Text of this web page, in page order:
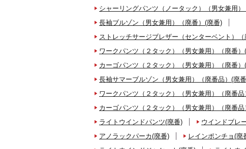
シャーリングパンツ（ノータック）（男女兼用
長袖ブルゾン（男女兼用）（廃番）(廃番)
ストレッチサージブレザー（センターベント）
ワークパンツ（２タック）（男女兼用）（廃番）
カーゴパンツ（２タック）（男女兼用）（廃番）
長袖サマーブルゾン（男女兼用）（廃番品）(廃
ワークパンツ（２タック）（男女兼用）（廃番品
カーゴパンツ（２タック）（男女兼用）（廃番品
ライトウインドパンツ(廃番)
ウインドブレ
アノラックパーカ(廃番)
レインポンチョ(廃